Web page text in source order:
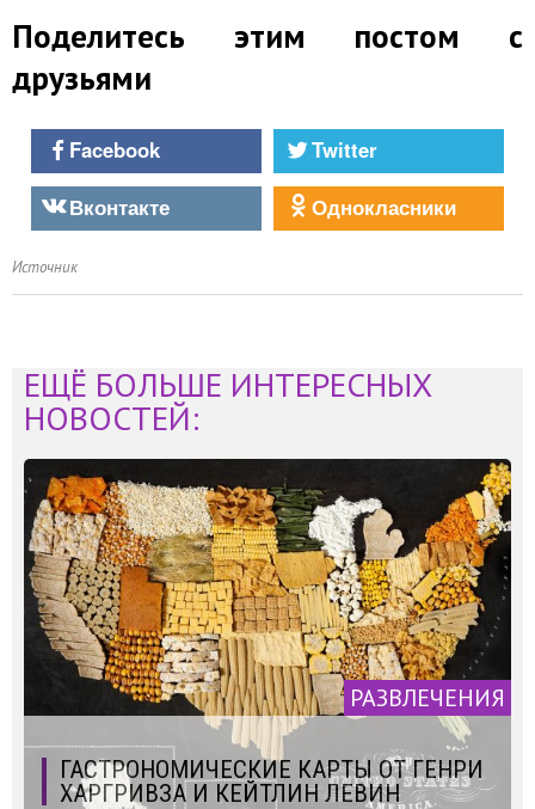
Поделитесь этим постом с
друзьями
Facebook
Twitter
Вконтакте
Однокласники
Источник
ЕЩЁ БОЛЬШЕ ИНТЕРЕСНЫХ
НОВОСТЕЙ:
РАЗВЛЕЧЕНИЯ
ГАСТРОНОМИЧЕСКИЕ КАРТЫ ОТ ГЕНРИ
ХАРГРИВЗА И КЕЙТЛИН ЛЕВИН